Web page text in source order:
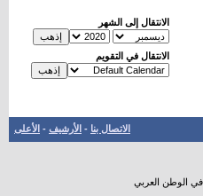
الانتقال إلى الشهر
الانتقال في التقويم
الاتصال بنا - الأرشيف - الأعلى
في الوطن العربي